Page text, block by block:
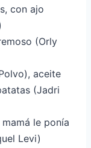
con ajo
(Orly
aceite
(Jadri
le ponía
Levi)